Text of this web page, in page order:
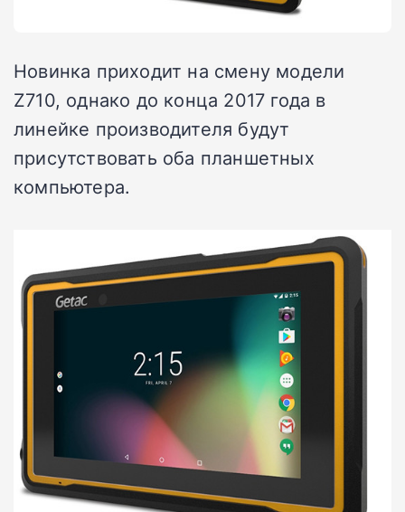
Новинка приходит на смену модели
Z710, однако до конца 2017 года в
линейке производителя будут
присутствовать оба планшетных
компьютера.